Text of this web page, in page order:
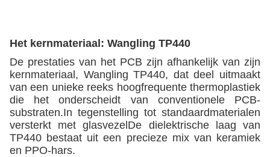
Het kernmateriaal: Wangling TP440
De prestaties van het PCB zijn afhankelijk van zijn
kernmateriaal, Wangling TP440, dat deel uitmaakt
van een unieke reeks hoogfrequente thermoplastiek
die het onderscheidt van conventionele PCB-
substraten.In tegenstelling tot standaardmaterialen
versterkt met glasvezelDe dielektrische laag van
TP440 bestaat uit een precieze mix van keramiek
en PPO-hars.